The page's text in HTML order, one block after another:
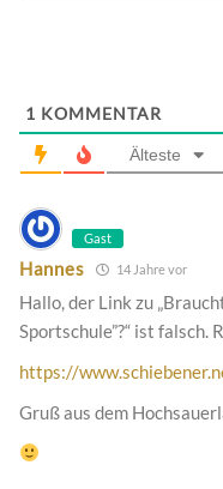
1 KOMMENTAR
Älteste
Gast
Hannes 14 Jahre vor
Hallo, der Link zu
Sportschule”?“ ist falsch.
https://
Gruß aus dem